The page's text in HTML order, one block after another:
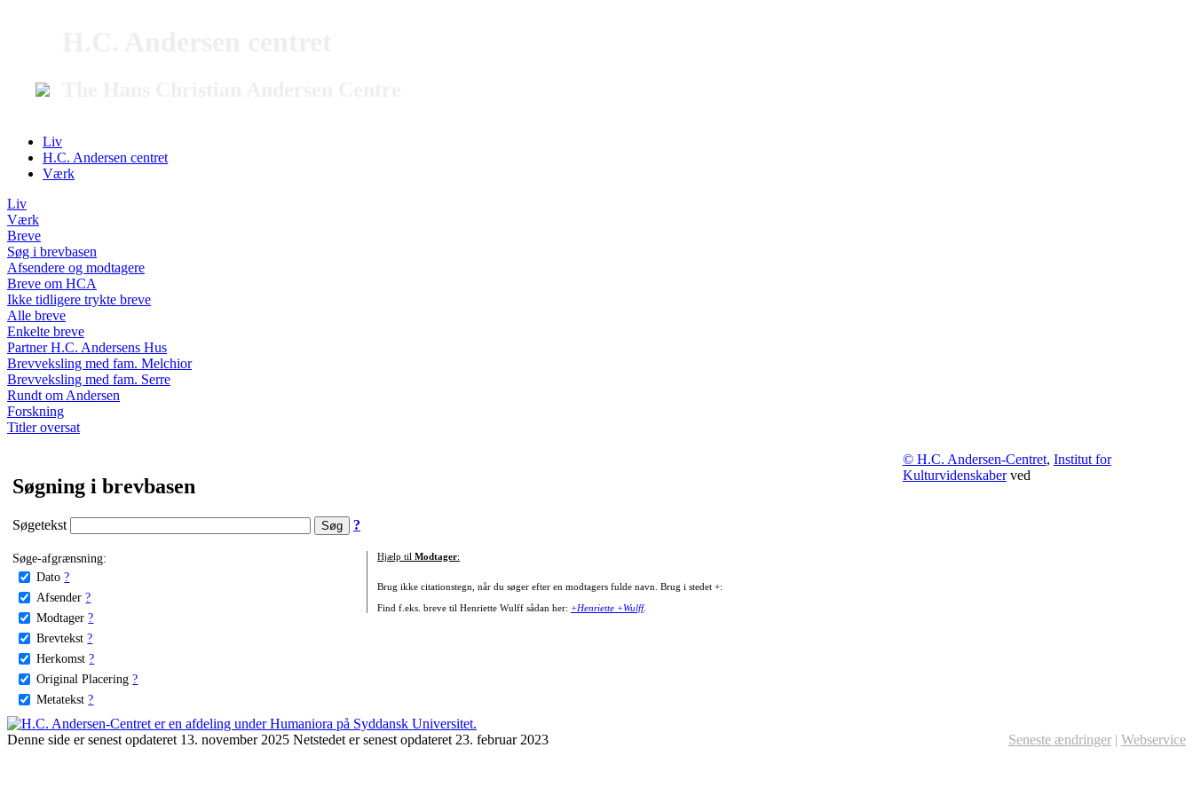
Liv
H.C. Andersen centret
Værk
Liv
Værk
Breve
Søg i brevbasen
Afsendere og modtagere
Breve om HCA
Ikke tidligere trykte breve
Alle breve
Enkelte breve
Partner H.C. Andersens Hus
Brevveksling med fam. Melchior
Brevveksling med fam. Serre
Rundt om Andersen
Forskning
Titler oversat
Søgning i brevbasen
Søgetekst ?
Søge-afgrænsning:
Dato ?
Afsender ?
Modtager ?
Brevtekst ?
Herkomst ?
Original Placering ?
Metatekst ?
Hjælp til Modtager:
Brug ikke citationstegn, når du søger efter en modtagers fulde navn. Brug i stedet +:
Find f.eks. breve til Henriette Wulff sådan her: +Henriette +Wulff.
© H.C. Andersen-Centret, Institut for
Kulturvidenskaberved
Denne side er senest opdateret 13. november 2025 Netstedet er senest opdateret 23. februar 2023 Seneste ændringer | Webservice